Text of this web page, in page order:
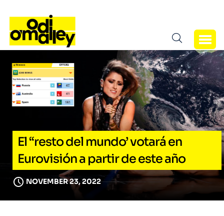
El “resto del mundo’ votará en
Eurovisión a partir de este año
NOVEMBER 23, 2022